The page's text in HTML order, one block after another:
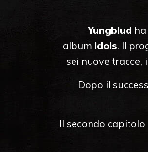
Yungblud
album Idols. Il
sei nuove tracce,
Dopo il
Il secondo